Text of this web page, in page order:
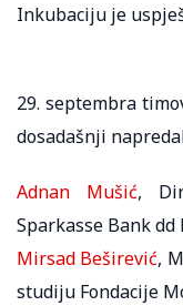
Inkubaciju je
29. septembra
dosadašnji
Adnan Mušić,
Sparkasse Bank dd
Mirsad Beširević,
studiju Fondacije